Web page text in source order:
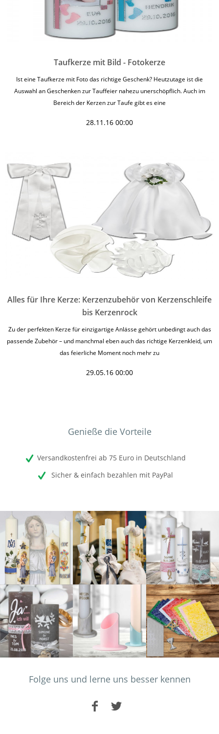
Taufkerze mit Bild - Fotokerze
Ist eine Taufkerze mit Foto das richtige Geschenk? Heutzutage ist die
Auswahl an Geschenken zur Tauffeier nahezu unerschöpflich. Auch im
Bereich der Kerzen zur Taufe gibt es eine
28.11.16 00:00
Alles für Ihre Kerze: Kerzenzubehör von Kerzenschleife
bis Kerzenrock
Zu der perfekten Kerze für einzigartige Anlässe gehört unbedingt auch das
passende Zubehör – und manchmal eben auch das richtige Kerzenkleid, um
das feierliche Moment noch mehr zu
29.05.16 00:00
Genieße die Vorteile
Versandkostenfrei ab 75 Euro in Deutschland
Sicher & einfach bezahlen mit PayPal
Folge uns und lerne uns besser kennen